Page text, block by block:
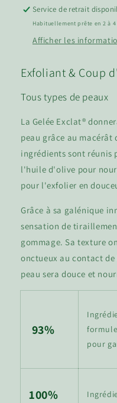
Service de retrait
Habituellement prête en 2 à 4
Afficher les
Exfoliant & Coup
Tous types de peaux
La Gelée Exclat®
peau grâce au macérât
ingrédients sont réunis
l'huile d'olive pour
pour l'exfolier en
Grâce à sa galénique
sensation de
gommage. Sa texture
onctueux au contact
peau sera douce et
93%
pour
100%